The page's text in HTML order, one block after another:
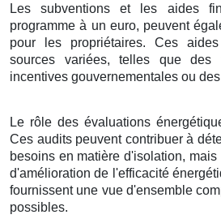
Les subventions et les aides
programme à un euro, peuvent
pour les propriétaires. Ces
sources variées, telles que des
incentives gouvernementales ou
Le rôle des évaluations
Ces audits peuvent contribuer à
besoins en matière d'isolation,
d'amélioration de l'efficacité
fournissent une vue d'ensemble
possibles.